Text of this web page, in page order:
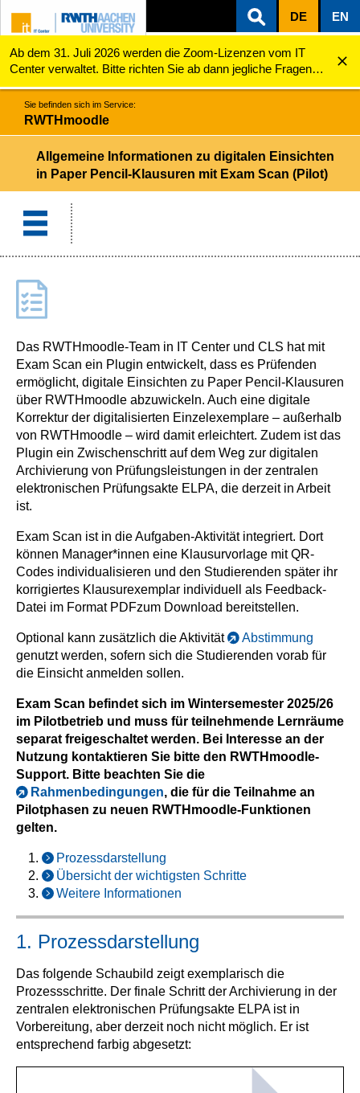
ZUM INHALTSBEREICH
ZUR HAUPTNAVIGATION
ZUR SUCHE
DE EN
Ab dem 31. Juli 2026 werden die Zoom-Lizenzen vom IT
Center verwaltet. Bitte richten Sie ab dann jegliche Fragen
zu den Zoom-Lizenzen (z.B. Probleme mit dem Login) an
servicedesk@itc.rwth-aachen.de.
RWTHmoodle
Sie befinden sich im Service:
RWTHmoodle
Allgemeine Informationen zu digitalen Einsichten
in Paper Pencil-Klausuren mit Exam Scan (Pilot)
Das RWTHmoodle-Team in IT Center und CLS hat mit
Exam Scan ein Plugin entwickelt, dass es Prüfenden
ermöglicht, digitale Einsichten zu Paper Pencil-Klausuren
über RWTHmoodle abzuwickeln. Auch eine digitale
Korrektur der digitalisierten Einzelexemplare – außerhalb
von RWTHmoodle – wird damit erleichtert. Zudem ist das
Plugin ein Zwischenschritt auf dem Weg zur digitalen
Archivierung von Prüfungsleistungen in der zentralen
elektronischen Prüfungsakte ELPA, die derzeit in Arbeit
ist.
Exam Scan ist in die Aufgaben-Aktivität integriert. Dort
können Manager*innen eine Klausurvorlage mit QR-
Codes individualisieren und den Studierenden später ihr
korrigiertes Klausurexemplar individuell als Feedback-
Datei im Format PDFzum Download bereitstellen.
Optional kann zusätzlich die Aktivität
Abstimmung
genutzt werden, sofern sich die Studierenden vorab für
die Einsicht anmelden sollen.
Exam Scan befindet sich im Wintersemester 2025/26
im Pilotbetrieb und muss für teilnehmende Lernräume
separat freigeschaltet werden. Bei Interesse an der
Nutzung kontaktieren Sie bitte den RWTHmoodle-
Support. Bitte beachten Sie die
Rahmenbedingungen, die für die Teilnahme an
Pilotphasen zu neuen RWTHmoodle-Funktionen
gelten.
Prozessdarstellung
Übersicht der wichtigsten Schritte
Weitere Informationen
1. Prozessdarstellung
Das folgende Schaubild zeigt exemplarisch die
Prozessschritte. Der finale Schritt der Archivierung in der
zentralen elektronischen Prüfungsakte ELPA ist in
Vorbereitung, aber derzeit noch nicht möglich. Er ist
entsprechend farbig abgesetzt: